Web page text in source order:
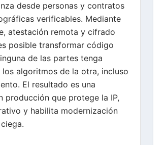
desde personas y contratos
verificables. Mediante
atestación remota y cifrado
posible transformar código
de las partes tenga
algoritmos de la otra, incluso
El resultado es una
producción que protege la IP,
y habilita modernización